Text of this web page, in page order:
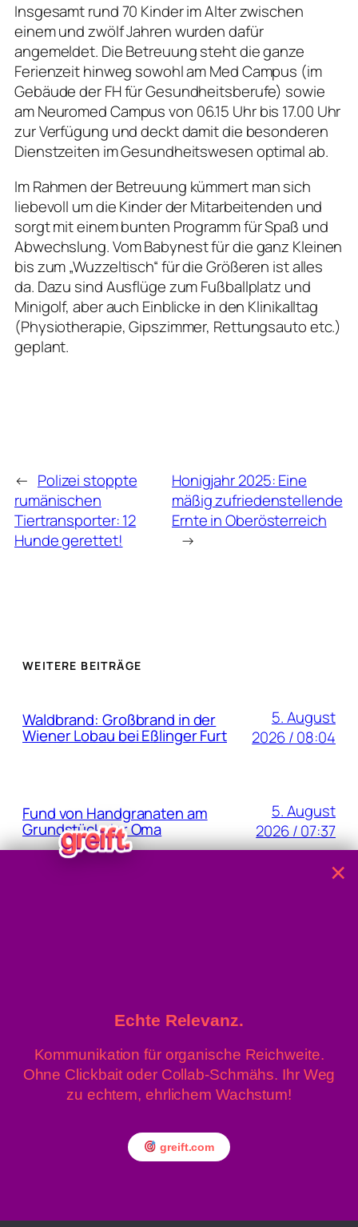
Insgesamt rund 70 Kinder im Alter zwischen
einem und zwölf Jahren wurden dafür
angemeldet. Die Betreuung steht die ganze
Ferienzeit hinweg sowohl am Med Campus (im
Gebäude der FH für Gesundheitsberufe) sowie
am Neuromed Campus von 06.15 Uhr bis 17.00 Uhr
zur Verfügung und deckt damit die besonderen
Dienstzeiten im Gesundheitswesen optimal ab.
Im Rahmen der Betreuung kümmert man sich
liebevoll um die Kinder der Mitarbeitenden und
sorgt mit einem bunten Programm für Spaß und
Abwechslung. Vom Babynest für die ganz Kleinen
bis zum „Wuzzeltisch“ für die Größeren ist alles
da. Dazu sind Ausflüge zum Fußballplatz und
Minigolf, aber auch Einblicke in den Klinikalltag
(Physiotherapie, Gipszimmer, Rettungsauto etc.)
geplant.
← Polizei stoppte
rumänischen
Tiertransporter: 12
Hunde gerettet!
Honigjahr 2025: Eine
mäßig zufriedenstellende
Ernte in Oberösterreich
→
WEITERE BEITRÄGE
Waldbrand: Großbrand in der
Wiener Lobau bei Eßlinger Furt
5. August
2026 / 08:04
Fund von Handgranaten am
Grundstück der Oma
5. August
2026 / 07:37
» upprnews
» rowing.at
×
Echte Relevanz.
Kommunikation für organische Reichweite.
Ohne Clickbait oder Collab-Schmähs. Ihr Weg
zu echtem, ehrlichem Wachstum!
greift.com